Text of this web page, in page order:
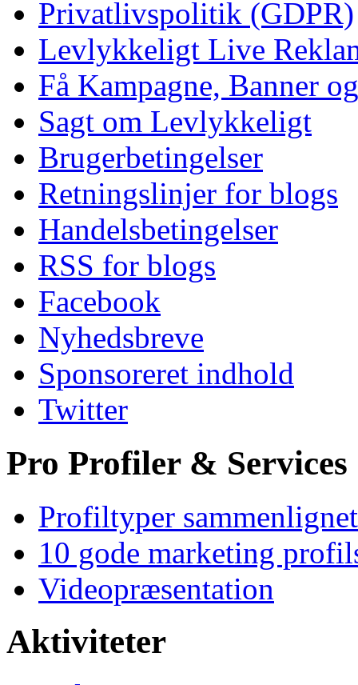
Privatlivspolitik (GDPR)
Levlykkeligt Live
Få Kampagne, Banner
Sagt om Levlykkeligt
Brugerbetingelser
Retningslinjer for blogs
Handelsbetingelser
RSS for blogs
Facebook
Nyhedsbreve
Sponsoreret indhold
Twitter
Pro Profiler & Services
Profiltyper sammenlignet
10 gode marketing
Videopræsentation
Aktiviteter